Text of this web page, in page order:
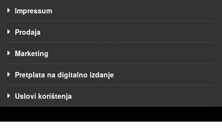
Impressum
Prodaja
Marketing
Pretplata na digitalno izdanje
Uslovi korištenja